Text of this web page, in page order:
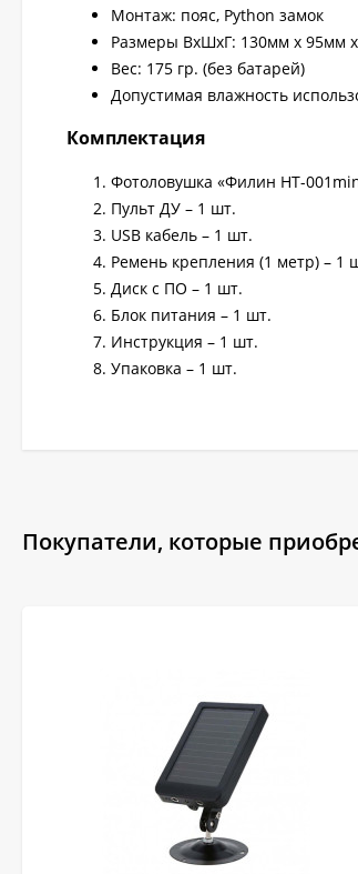
Монтаж: пояс, Python замок
Размеры ВхШхГ: 130мм x 95мм
Вес: 175 гр. (без батарей)
Допустимая влажность
Комплектация
Фотоловушка «Филин HT-
Пульт ДУ – 1 шт.
USB кабель – 1 шт.
Ремень крепления (1 метр) – 1
Диск с ПО – 1 шт.
Блок питания – 1 шт.
Инструкция – 1 шт.
Упаковка – 1 шт.
Покупатели, которые